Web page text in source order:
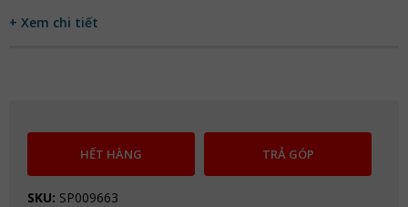
+ Xem chi tiết
HẾT HÀNG TRẢ GÓP
SKU: SP009663